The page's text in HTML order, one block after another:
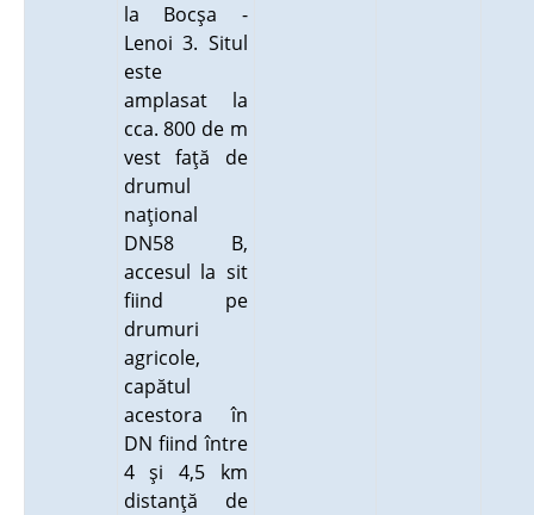
la Bocşa -
Lenoi 3. Situl
este
amplasat la
cca. 800 de m
vest faţă de
drumul
naţional
DN58 B,
accesul la sit
fiind pe
drumuri
agricole,
capătul
acestora în
DN fiind între
4 şi 4,5 km
distanţă de